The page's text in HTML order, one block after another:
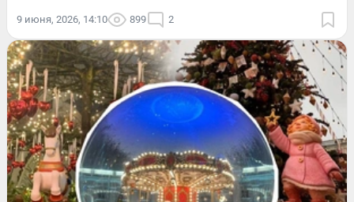
9 июня, 2026, 14:10 899 2